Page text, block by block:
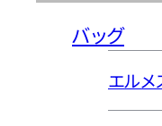
バッグ
エルメ